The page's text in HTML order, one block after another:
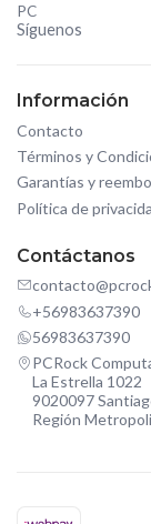
PC
Síguenos
Información
Contacto
Términos y
Garantías y
Política de
Contáctanos
+56983637390
56983637390
PCRock
La Estrella 1022
9020097
Región